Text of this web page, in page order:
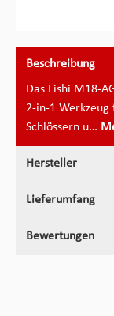
Beschreibung
Das Lishi M18-
2-in-1
Schlössern u…
Hersteller
Lieferumfang
Bewertungen